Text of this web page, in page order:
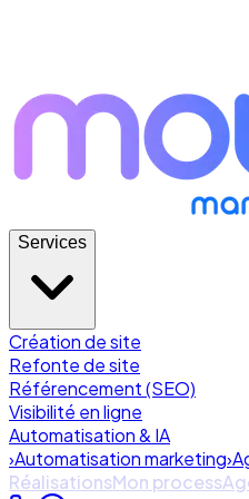
Services
Création de site
Refonte de site
Référencement (SEO)
Visibilité en ligne
Automatisation & IA
›Automatisation marketing›
RéalisationsMon process